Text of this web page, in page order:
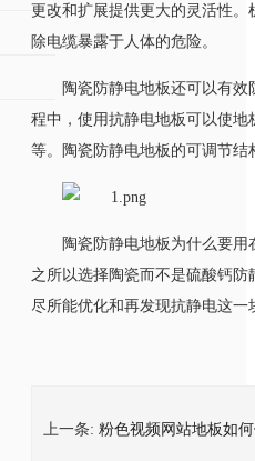
更改和扩展提供更大的灵活性
除电缆暴露于人体的危险。
陶瓷防静电地板还可以有效
程中，使用抗静电地板可以使地
等。陶瓷防静电地板的可调节结
陶瓷防静电地板为什么要用
之所以选择陶瓷而不是硫酸钙防静
尽所能优化和再发现抗静电这一块
上一条: 粉色视频网站地板如